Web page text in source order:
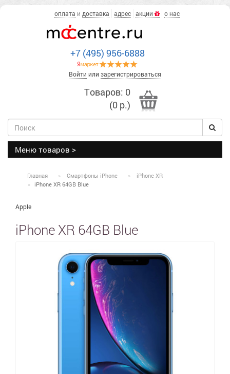
оплата и доставка адрес акции о нас
+7 (495) 956-6888
Войти или зарегистрироваться
Товаров: 0
(0 р.)
Меню товаров >
Главная Смартфоны iPhone
iPhone XR
iPhone XR 64GB Blue
Apple
iPhone XR 64GB Blue